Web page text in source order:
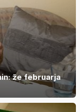
že februarja